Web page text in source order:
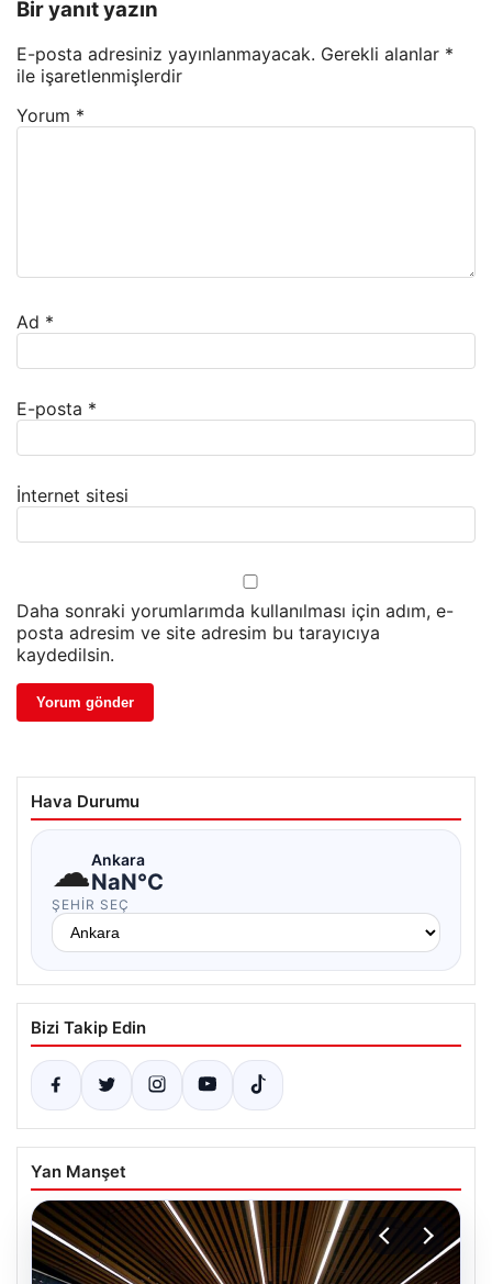
Bir yanıt yazın
E-posta adresiniz yayınlanmayacak. Gerekli alanlar *
ile işaretlenmişlerdir
Yorum *
Ad *
E-posta *
İnternet sitesi
Daha sonraki yorumlarımda kullanılması için adım, e-
posta adresim ve site adresim bu tarayıcıya
kaydedilsin.
Hava Durumu
☁Ankara
NaN°C
ŞEHIR SEÇ
Bizi Takip Edin
Yan Manşet